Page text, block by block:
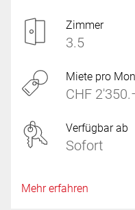
Zimmer
3.5
Miete pro
CHF
Verfügbar ab
Sofort
Mehr erfahren